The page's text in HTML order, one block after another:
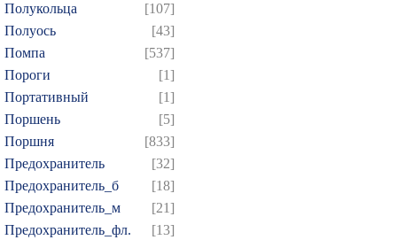
Полукольца
[107]
Полуось
[43]
Помпа
[537]
Пороги
[1]
Портативный
[1]
Поршень
[5]
Поршня
[833]
Предохранитель
[32]
Предохранитель_б
[18]
Предохранитель_м
[21]
Предохранитель_фл.
[13]